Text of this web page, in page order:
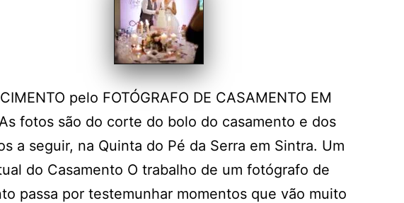
pelo FOTÓGRAFO DE CASAMENTO EM
fotos são do corte do bolo do casamento e dos
a seguir, na Quinta do Pé da Serra em Sintra. Um
do Casamento O trabalho de um fotógrafo de
passa por testemunhar momentos que vão muito